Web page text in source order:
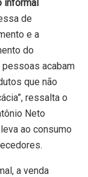
informal
de
e a
do
acabam
que não
ressalta o
Neto
ao consumo
a venda